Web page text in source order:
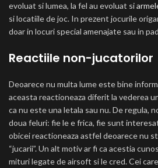
evoluat si lumea, la fel au evoluat si
si locatiile de joc. In prezent jocurile
doar in locuri special amenajate sau in
Reactiile non-jucatorilor
Deoarece nu multa lume este bine
aceasta reactioneaza diferit la vederea
ca nu este una letala sau nu. De regula,
doua feluri: fie le e frica, fie sunt
obicei reactioneaza astfel deoarece nu
“jucarii”. Un alt motiv ar fi ca acestia
mituri legate de airsoft si le cred. Cei